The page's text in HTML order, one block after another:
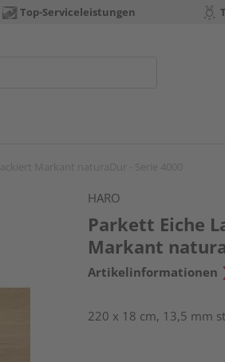
Top-Serviceleistungen
HARO
Parkett Eiche
Markant
Artikelinformationen
220 x 18 cm, 13,5 mm